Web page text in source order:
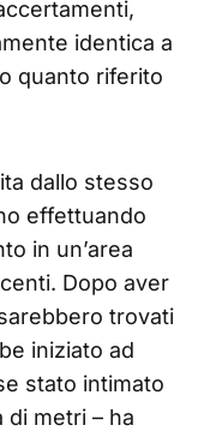
identica a
quanto riferito
dallo stesso
effettuando
in un’area
Dopo aver
trovati
iniziato ad
stato intimato
di metri – ha